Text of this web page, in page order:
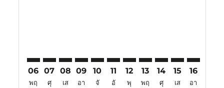
06
พฤ
07
ศุ
08
เส
09
อา
10
จั
11
อั
12
พุ
13
พฤ
14
ศุ
15
เส
16
อา